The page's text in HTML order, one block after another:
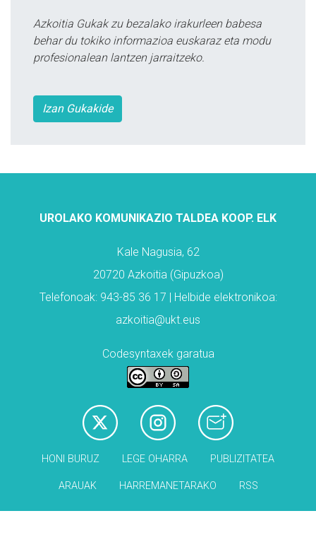
Azkoitia Gukak zu bezalako irakurleen babesa
behar du tokiko informazioa euskaraz eta modu
profesionalean lantzen jarraitzeko.
Izan Gukakide
UROLAKO KOMUNIKAZIO TALDEA KOOP. ELK
Kale Nagusia, 62
20720 Azkoitia (Gipuzkoa)
Telefonoak: 943-85 36 17 | Helbide elektronikoa:
azkoitia@ukt.eus
Codesyntaxek garatua
HONI BURUZ LEGE OHARRA PUBLIZITATEA
ARAUAK HARREMANETARAKO RSS